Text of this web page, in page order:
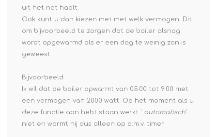
uit het net haalt.
Ook kunt u dan kiezen met met welk vermogen. Dit
om bijvoorbeeld te zorgen dat de boiler alsnog
wordt opgewarmd als er een dag te weinig zon is
geweest.
Bijvoorbeeld:
Ik wil dat de boiler opwarmt van 05:00 tot 9:00 met
een vermogen van 2000 watt. Op het moment als u
deze functie aan hebt staan werkt ' automatisch'
niet en warmt hij dus alleen op d.m.v. timer.